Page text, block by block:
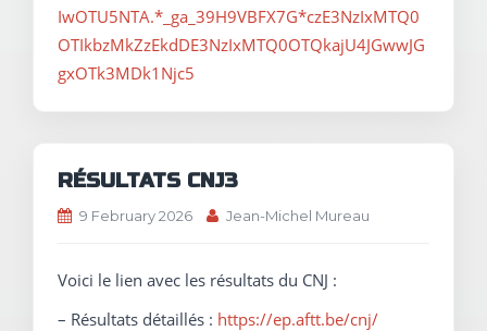
IwOTU5NTA.*_ga_39H9VBFX7G*czE3NzIxMTQ0
OTIkbzMkZzEkdDE3NzIxMTQ0OTQkajU4JGwwJG
gxOTk3MDk1Njc5
RÉSULTATS CNJ3
9 February 2026 Jean-Michel Mureau
Voici le lien avec les résultats du CNJ :
– Résultats détaillés : https://ep.aftt.be/cnj/